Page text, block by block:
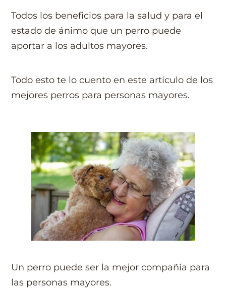
Todos los beneficios para la salud y para el
estado de ánimo que un perro puede
aportar a los adultos mayores.
Todo esto te lo cuento en este artículo de los
mejores perros para personas mayores.
Un perro puede ser la mejor compañía para
las personas mayores.